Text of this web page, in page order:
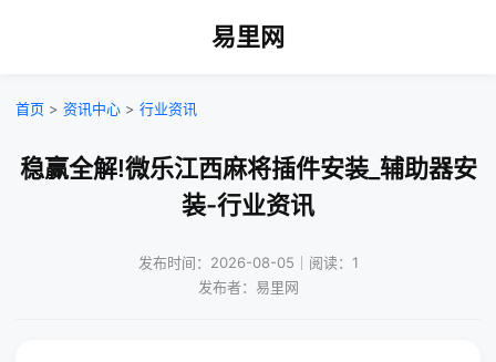
易里网
首页 > 资讯中心 > 行业资讯
稳赢全解!微乐江西麻将插件安装_辅助器安
装-行业资讯
发布时间：2026-08-05｜阅读：1
发布者：易里网